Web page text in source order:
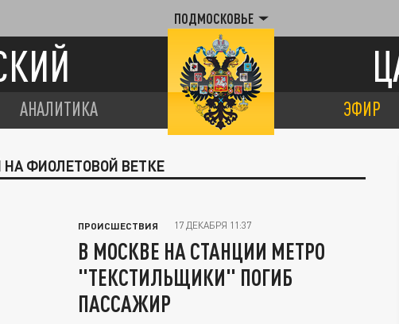
ПОДМОСКОВЬЕ
АНАЛИТИКА ЭФИР
НА ФИОЛЕТОВОЙ ВЕТКЕ
ПРОИСШЕСТВИЯ 17 ДЕКАБРЯ 11:37
В МОСКВЕ НА СТАНЦИИ МЕТРО
"ТЕКСТИЛЬЩИКИ" ПОГИБ
ПАССАЖИР